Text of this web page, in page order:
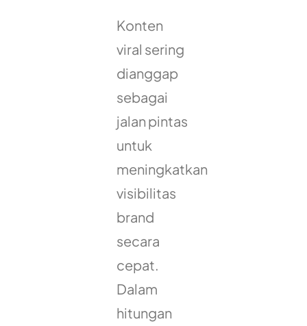
Konten
viral sering
dianggap
sebagai
jalan pintas
untuk
meningkatkan
visibilitas
brand
secara
cepat.
Dalam
hitungan